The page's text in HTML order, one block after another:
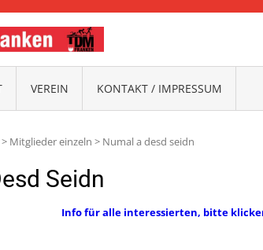
VEREIN KONTAKT / IMPRESSUM
> Mitglieder einzeln > Numal a desd seidn
Seidn
Info für alle interessierten, bitte